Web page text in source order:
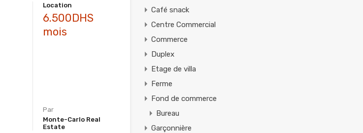
Location
6.500DHS
mois
Par
Monte-Carlo Real
Estate
Café snack
Centre Commercial
Commerce
Duplex
Etage de villa
Ferme
Fond de commerce
Bureau
Garçonnière